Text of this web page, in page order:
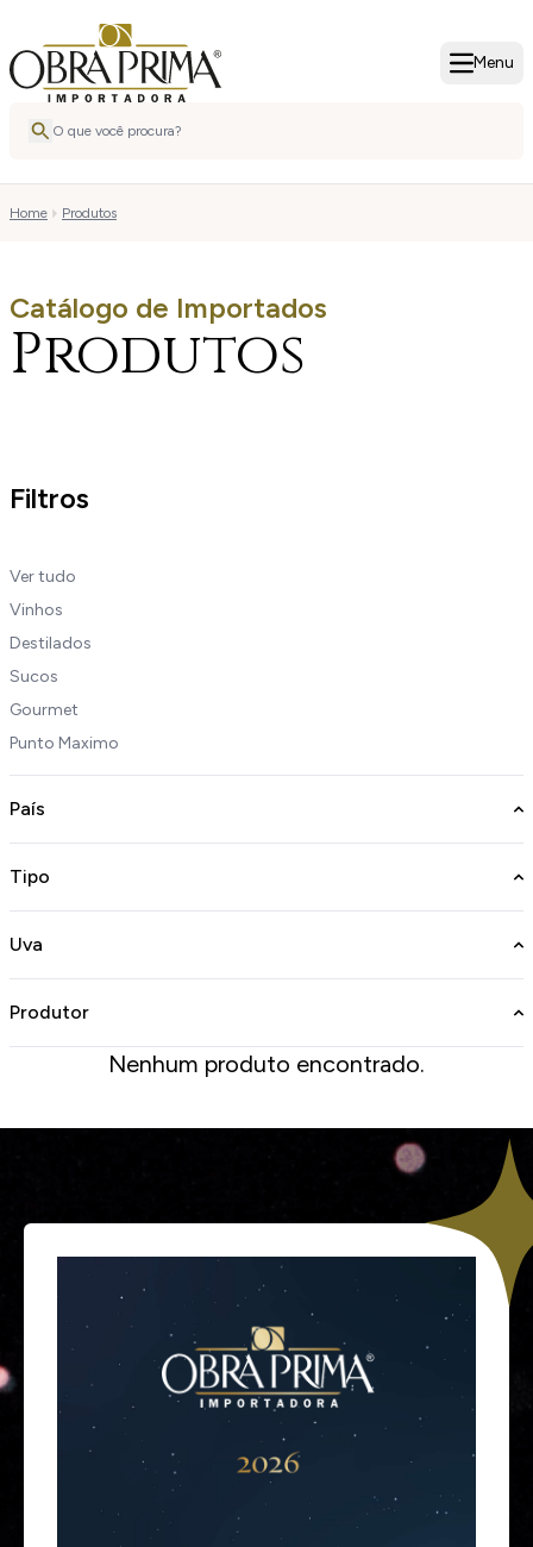
Menu
Home Produtos
Catálogo de Importados
Produtos
Filtros
Ver tudo
Vinhos
Destilados
Sucos
Gourmet
Punto Maximo
País
Tipo
Uva
Produtor
Nenhum produto encontrado.